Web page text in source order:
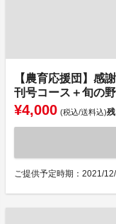
【農育応援団】感
刊号コース＋旬の
¥4,000 (税込/送料込)
ご提供予定時期：2021/12/